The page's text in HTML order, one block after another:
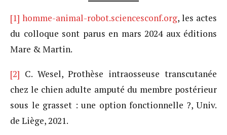
[1] homme-animal-robot.sciencesconf.org, les actes
du colloque sont parus en mars 2024 aux éditions
Mare & Martin.
[2] C. Wesel, Prothèse intraosseuse transcutanée
chez le chien adulte amputé du membre postérieur
sous le grasset : une option fonctionnelle ?, Univ.
de Liège, 2021.